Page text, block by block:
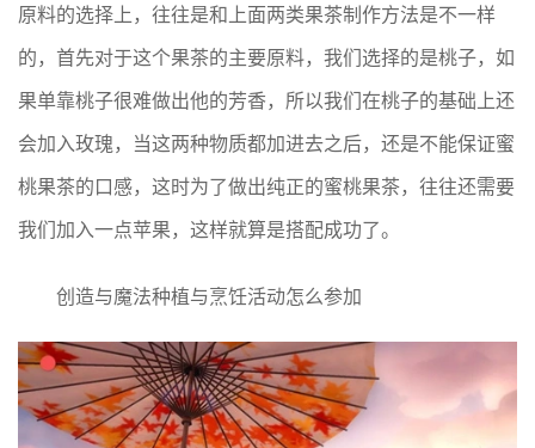
原料的选择上，往往是和上面两类果茶制作方法是不一样
的，首先对于这个果茶的主要原料，我们选择的是桃子，如
果单靠桃子很难做出他的芳香，所以我们在桃子的基础上还
会加入玫瑰，当这两种物质都加进去之后，还是不能保证蜜
桃果茶的口感，这时为了做出纯正的蜜桃果茶，往往还需要
我们加入一点苹果，这样就算是搭配成功了。
创造与魔法种植与烹饪活动怎么参加